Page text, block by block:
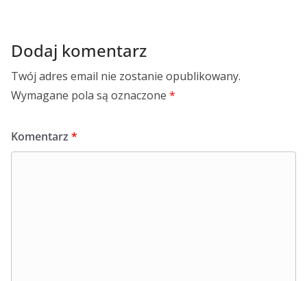
Dodaj komentarz
Twój adres email nie zostanie opublikowany.
Wymagane pola są oznaczone *
Komentarz *